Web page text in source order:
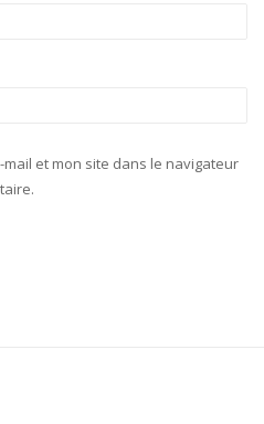
et mon site dans le navigateur